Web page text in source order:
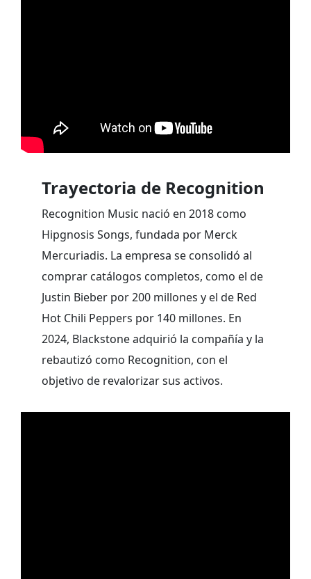
Trayectoria de Recognition
Recognition Music nació en 2018 como
Hipgnosis Songs, fundada por Merck
Mercuriadis. La empresa se consolidó al
comprar catálogos completos, como el de
Justin Bieber por 200 millones y el de Red
Hot Chili Peppers por 140 millones. En
2024, Blackstone adquirió la compañía y la
rebautizó como Recognition, con el
objetivo de revalorizar sus activos.